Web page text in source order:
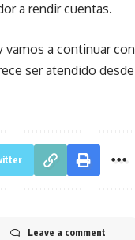
a rendir cuentas.
vamos a continuar con
ser atendido desde
Leave a comment